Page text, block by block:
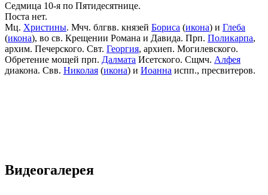
Седмица 10-я по Пятидесятнице.
Поста нет.
Мц. Христины. Мчч. блгвв. князей Бориса (икона) и Глеба
(икона), во св. Крещении Романа и Давида. Прп. Поликарпа,
архим. Печерского. Свт. Георгия, архиеп. Могилевского.
Обретение мощей прп. Далмата Исетского. Сщмч. Алфея
диакона. Свв. Николая (икона) и Иоанна испп., пресвитеров.
Видеогалерея